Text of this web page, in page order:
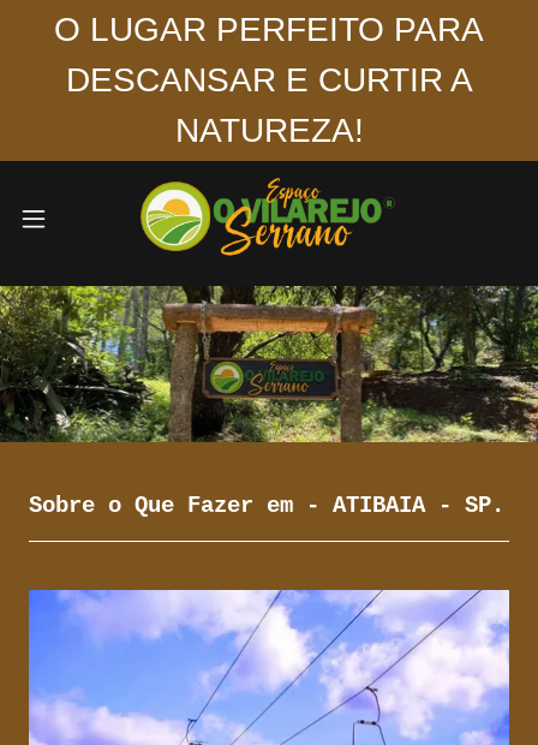
O LUGAR PERFEITO PARA
DESCANSAR E CURTIR A
NATUREZA!
Sobre o Que Fazer em - ATIBAIA - SP.